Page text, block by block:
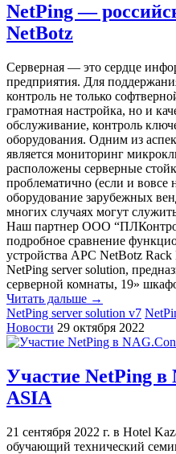
NetPing —
NetBotz
Серверная — это сердце
предприятия. Для
контроль не только
грамотная настройка, но и
обслуживание, контроль
оборудования. Одним из
является мониторинг
расположены серверные
проблематично (если и вовсе
оборудование зарубежных
многих случаях могут
Наш партнер ООО
подробное сравнение
устройства APC NetBotz
NetPing server solution,
серверной комнаты, 19»
Читать дальше →
NetPing server solution v7
Новости 29 октября 2022
Участие NetPing в
ASIA
21 сентября 2022 г. в Hotel
обучающий технический